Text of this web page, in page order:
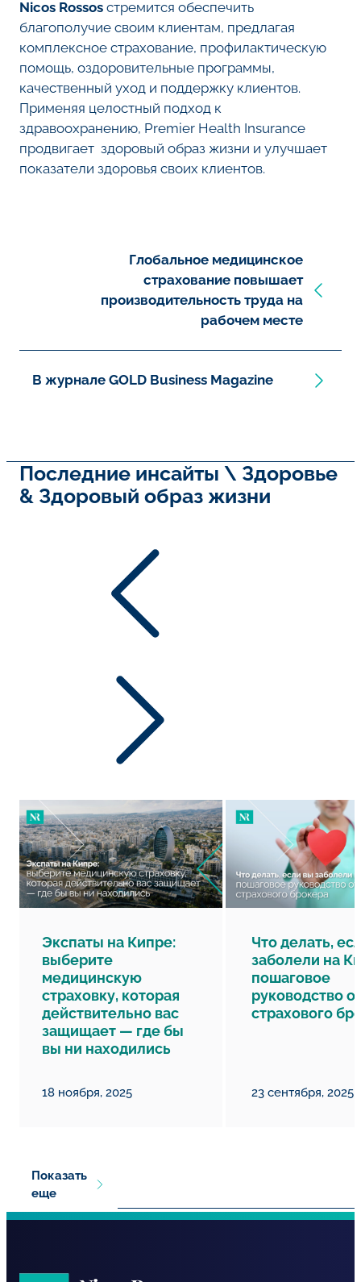
Nicos Rossos стремится обеспечить
благополучие своим клиентам, предлагая
комплексное страхование, профилактическую
помощь, оздоровительные программы,
качественный уход и поддержку клиентов.
Применяя целостный подход к
здравоохранению, Premier Health Insurance
продвигает здоровый образ жизни и улучшает
показатели здоровья своих клиентов.
Глобальное медицинское
страхование повышает
производительность труда на
рабочем месте
В журнале GOLD Business Magazine
Последние инсайты \ Здоровье
& Здоровый образ жизни
Экспаты на Кипре:
выберите
медицинскую
страховку, которая
действительно вас
защищает — где бы
вы ни находились
18 ноября, 2025
Что делать,
заболели на
пошаговое
руководство
страхового
23 сентября, 2025
Показать
еще